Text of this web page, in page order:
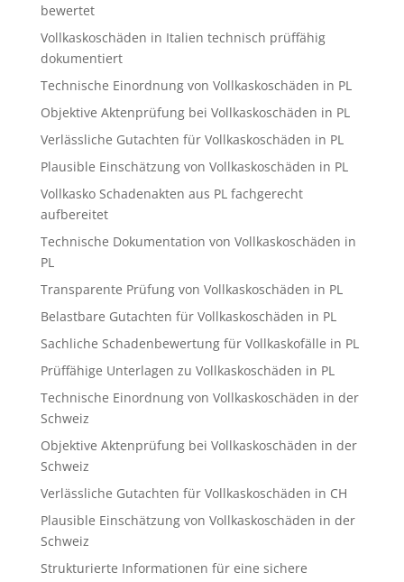
bewertet
Vollkaskoschäden in Italien technisch prüffähig
dokumentiert
Technische Einordnung von Vollkaskoschäden in PL
Objektive Aktenprüfung bei Vollkaskoschäden in PL
Verlässliche Gutachten für Vollkaskoschäden in PL
Plausible Einschätzung von Vollkaskoschäden in PL
Vollkasko Schadenakten aus PL fachgerecht
aufbereitet
Technische Dokumentation von Vollkaskoschäden in
PL
Transparente Prüfung von Vollkaskoschäden in PL
Belastbare Gutachten für Vollkaskoschäden in PL
Sachliche Schadenbewertung für Vollkaskofälle in PL
Prüffähige Unterlagen zu Vollkaskoschäden in PL
Technische Einordnung von Vollkaskoschäden in der
Schweiz
Objektive Aktenprüfung bei Vollkaskoschäden in der
Schweiz
Verlässliche Gutachten für Vollkaskoschäden in CH
Plausible Einschätzung von Vollkaskoschäden in der
Schweiz
Strukturierte Informationen für eine sichere